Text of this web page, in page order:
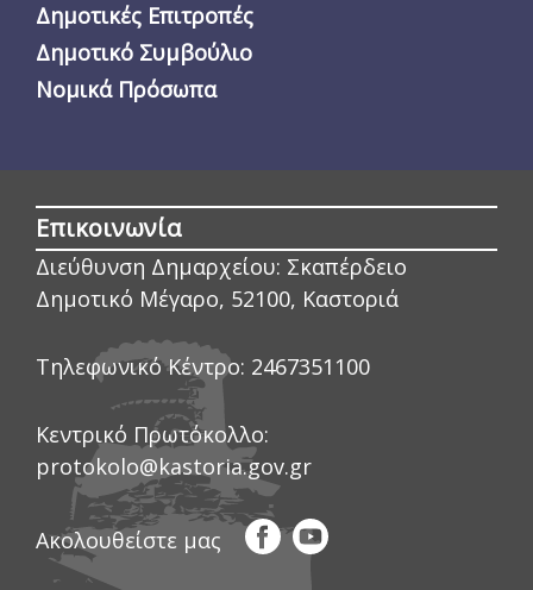
Δημοτικές Επιτροπές
Δημοτικό Συμβούλιο
Νομικά Πρόσωπα
Επικοινωνία
Διεύθυνση Δημαρχείου: Σκαπέρδειο
Δημοτικό Μέγαρο, 52100, Καστοριά
Τηλεφωνικό Κέντρο: 2467351100
Κεντρικό Πρωτόκολλο:
protokolo@kastoria.gov.gr
Ακολουθείστε μας